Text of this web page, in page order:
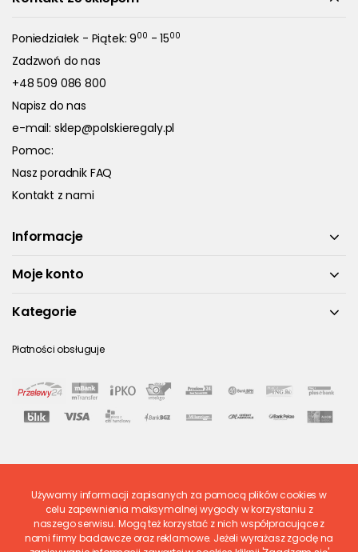
Poniedziałek - Piątek: 900 - 1500
Zadzwoń do nas
+48 509 086 800
Napisz do nas
e-mail: sklep@polskieregaly.pl
Pomoc:
Nasz poradnik FAQ
Kontakt z nami
Informacje
Moje konto
Kategorie
Płatności obsługuje
Ostatnio ocenione
Używamy informacji zapisanych za pomocą plików cookies w
celu zapewnienia maksymalnej wygody w korzystaniu z
naszego serwisu. Mogą też korzystać z nich współpracujące z
nami firmy badawcze oraz reklamowe. Jeżeli wyrażasz zgodę na